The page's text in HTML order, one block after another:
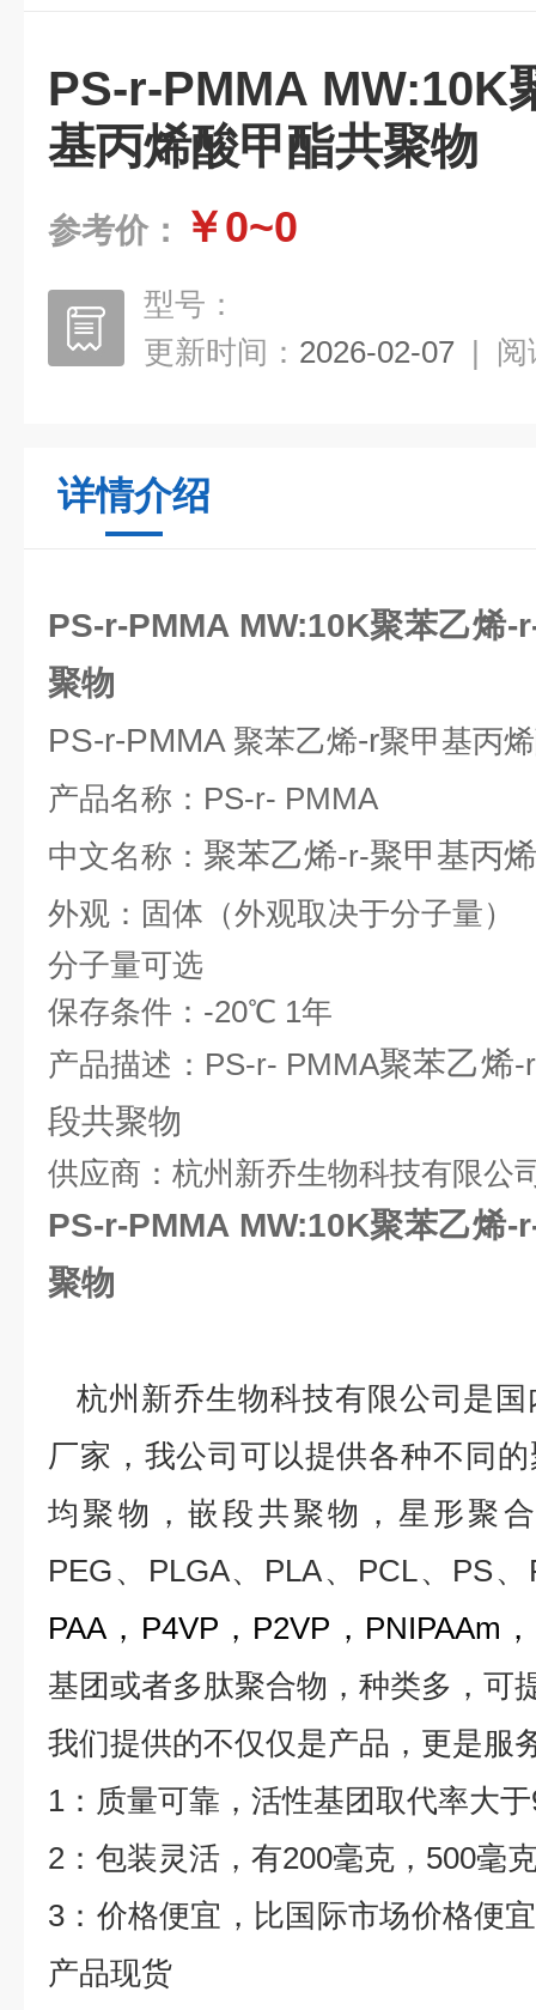
PS-r-PMMA MW:10K
基丙烯酸甲酯共聚物
参考价： ￥0~0
型号：
更新时间： 2026-02-07 | 阅
详情介绍
PS-r-PMMA MW:10K聚苯乙烯-
聚物
PS-r-PMMA 聚苯乙烯-r聚甲基丙
产品名称： PS-r- PMMA
中文名称： 聚苯乙烯-r-聚甲基丙
外观：固体（外观取决于分子量）
分子量可选
保存条件： -20℃ 1年
产品描述： PS-r- PMMA聚苯乙烯-
段共聚物
供应商：杭州新乔生物科技有限公
PS-r-PMMA MW:10K聚苯乙烯-
聚物
杭州新乔生物科技有限公司是
厂家，我公司可以提供各种不同
均聚物，嵌段共聚物，星形聚
PEG、 PLGA、 PLA、 PCL、 PS、
PAA， P4VP ， P2VP ， PNIPAAm ，
基团或者多肽聚合物，种类多，可
我们提供的不仅仅是产品，更是服
1 ：质量可靠，活性基团取代率大于
2 ：包装灵活，有200毫克， 500毫
3 ：价格便宜，比国际市场价格便宜
产品现货